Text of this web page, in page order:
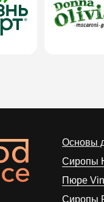
Основы
Сиропы
Пюре
Cиропы